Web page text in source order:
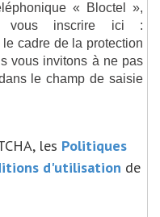
« Bloctel »,
vous inscrire ici :
le cadre de la protection
vous invitons à ne pas
le champ de saisie
les Politiques
d'utilisation de